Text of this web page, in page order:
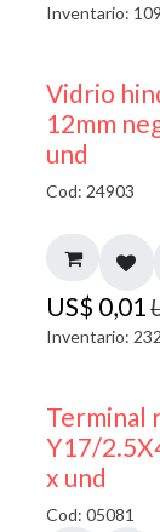
Inventario:
Vidrio
12mm
und
Cod: 24903
US$ 0,01
Inventario:
Terminal
Y17/
x und
Cod: 05081